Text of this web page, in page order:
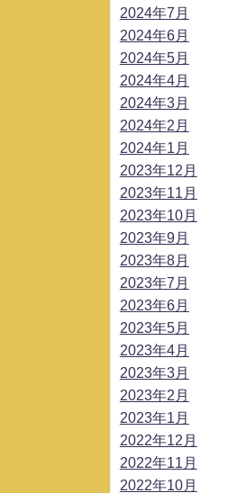
2024年7月
2024年6月
2024年5月
2024年4月
2024年3月
2024年2月
2024年1月
2023年12月
2023年11月
2023年10月
2023年9月
2023年8月
2023年7月
2023年6月
2023年5月
2023年4月
2023年3月
2023年2月
2023年1月
2022年12月
2022年11月
2022年10月